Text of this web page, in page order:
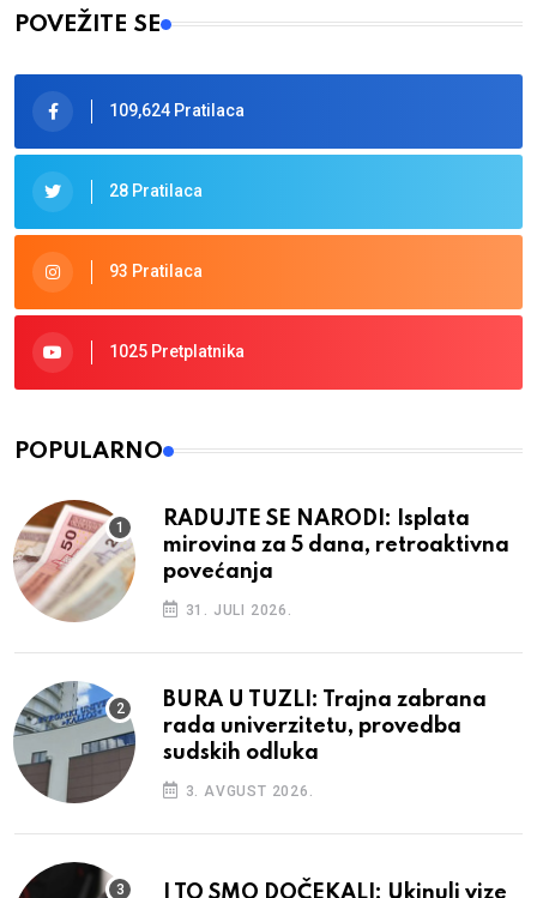
POVEŽITE SE
109,624 Pratilaca
28 Pratilaca
93 Pratilaca
1025 Pretplatnika
POPULARNO
RADUJTE SE NARODI: Isplata
mirovina za 5 dana, retroaktivna
povećanja
31. JULI 2026.
BURA U TUZLI: Trajna zabrana
rada univerzitetu, provedba
sudskih odluka
3. AVGUST 2026.
I TO SMO DOČEKALI: Ukinuli vize